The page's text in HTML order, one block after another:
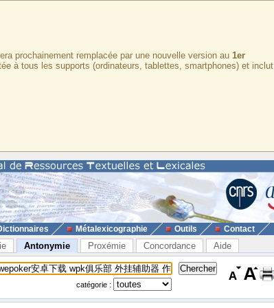
prochainement remplacée par une nouvelle version au 1er
à tous les supports (ordinateurs, tablettes, smartphones) et inclut
Métalexicographie Outils Contact
Antonymie Proxémie Concordance Aide
catégorie :